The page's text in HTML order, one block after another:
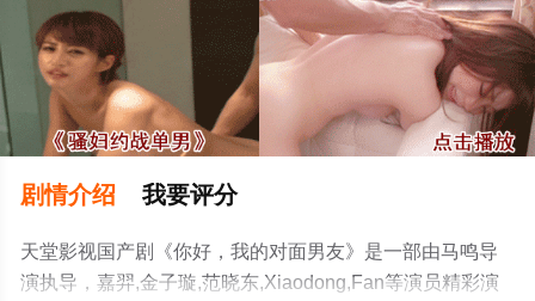
剧情介绍 我要评分
天堂影视国产剧《你好，我的对面男友》是一部由马鸣导
演执导，嘉羿,金子璇,范晓东,Xiaodong,Fan等演员精彩演